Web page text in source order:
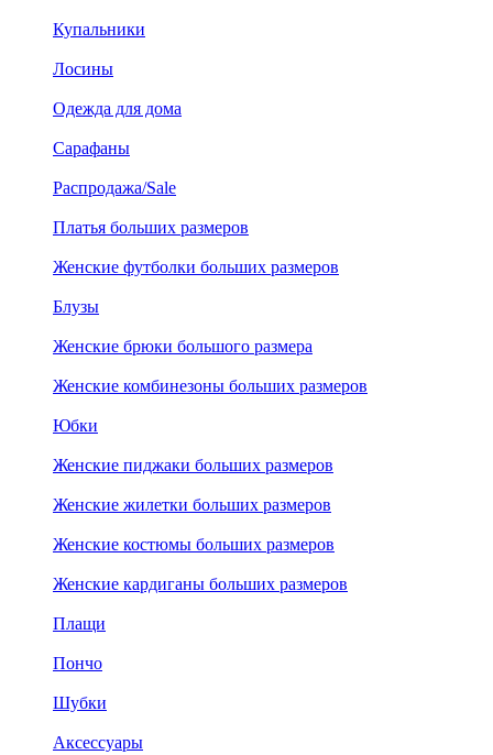
Купальники
Лосины
Одежда для дома
Сарафаны
Распродажа/Sale
Платья больших размеров
Женские футболки больших размеров
Блузы
Женские брюки большого размера
Женские комбинезоны больших размеров
Юбки
Женские пиджаки больших размеров
Женские жилетки больших размеров
Женские костюмы больших размеров
Женские кардиганы больших размеров
Плащи
Пончо
Шубки
Аксессуары